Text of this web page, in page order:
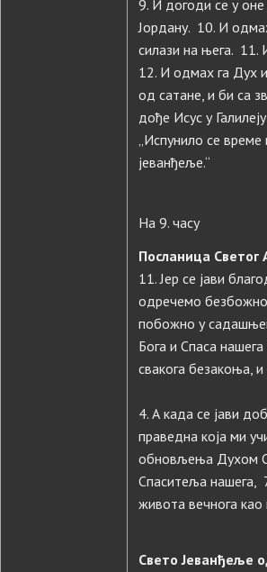
9. И догоди се у оне
Јордану. 10. И
силази на њега. 11.
12. И одмах га Дух
од сатане, и би са
дође Исус у
„Испунило се време
јеванђеље.“
На 9. часу
Посланица Светог
11. Јер се јави
одречемо
побожно у
Бога и Спаса
свакога безакоња,
4. А када се јави
праведна која ми
обновљења Духом
Спаситеља нашега,
живота вечнога
Свето Јеванђеље